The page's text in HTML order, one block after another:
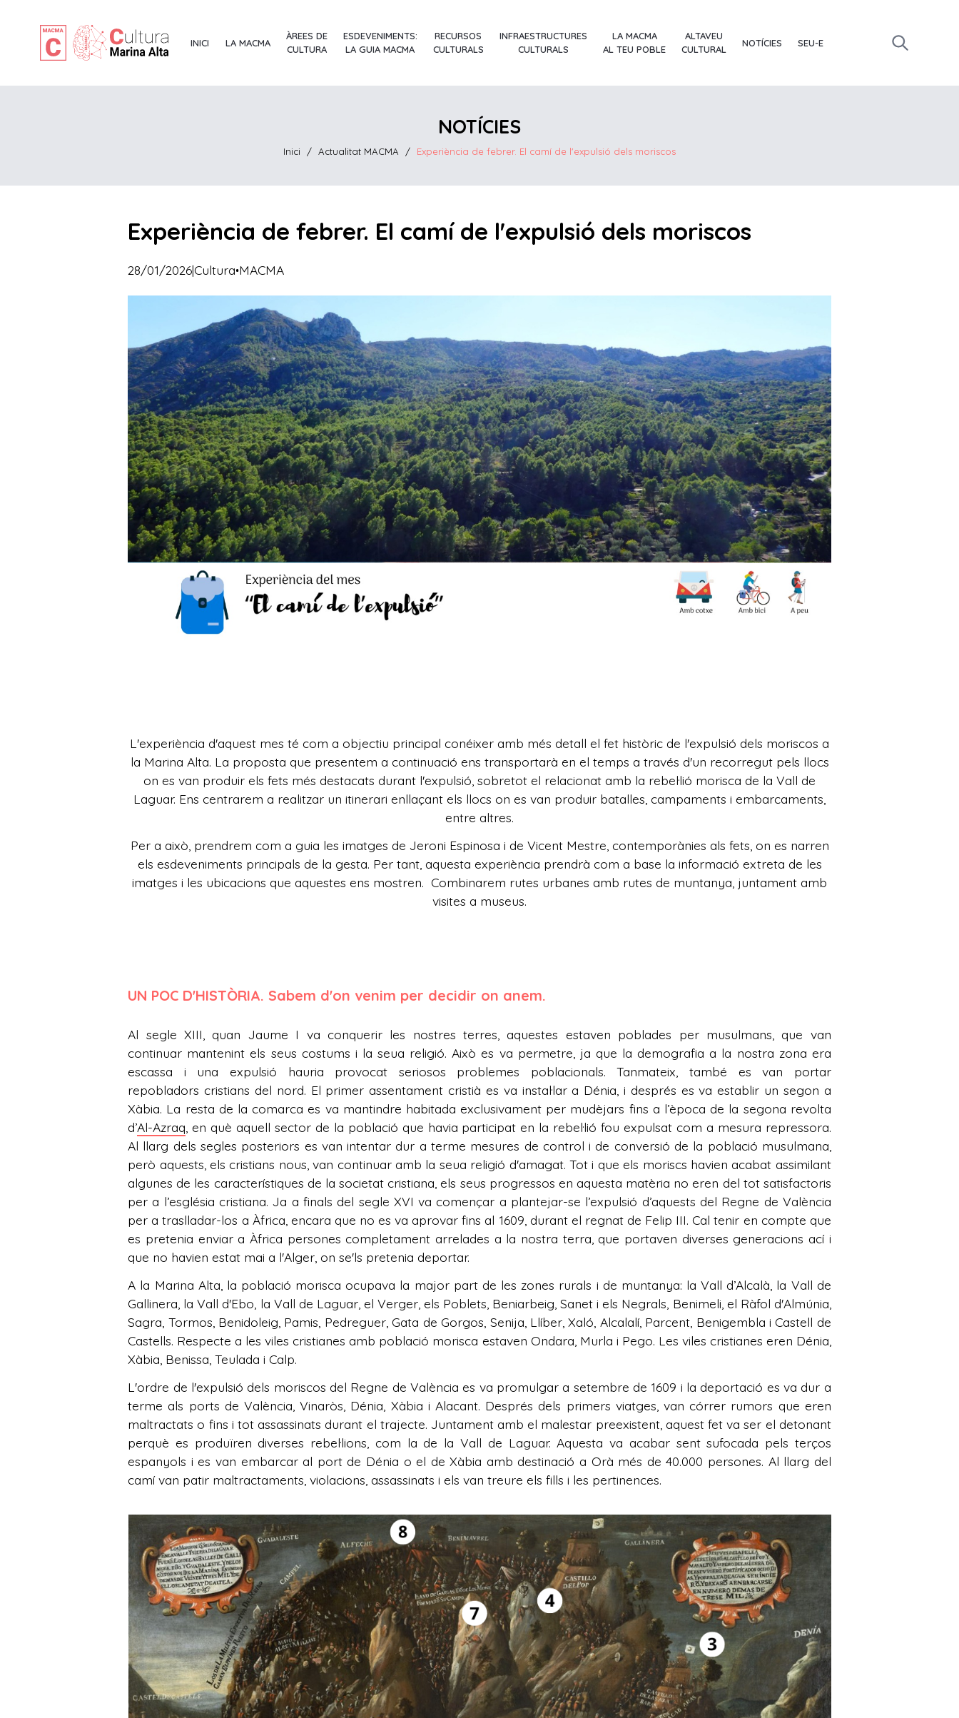
INICI LA MACMA
ÀREES DE
CULTURA
ESDEVENIMENTS:
LA GUIA MACMA
RECURSOS
CULTURALS
INFRAESTRUCTURES
CULTURALS
LA MACMA
AL TEU POBLE
ALTAVEU
CULTURAL
NOTÍCIES SEU-E
NOTÍCIES
Inici / Actualitat MACMA / Experiència de febrer. El camí de l'expulsió dels moriscos
Experiència de febrer. El camí de l'expulsió dels moriscos
28/01/2026|Cultura·MACMA
L'experiència d'aquest mes té com a objectiu principal conéixer amb més detall el fet històric de l'expulsió dels moriscos a
la Marina Alta. La proposta que presentem a continuació ens transportarà en el temps a través d'un recorregut pels llocs
on es van produir els fets més destacats durant l'expulsió, sobretot el relacionat amb la rebel·lió morisca de la Vall de
Laguar. Ens centrarem a realitzar un itinerari enllaçant els llocs on es van produir batalles, campaments i embarcaments,
entre altres.
Per a això, prendrem com a guia les imatges de Jeroni Espinosa i de Vicent Mestre, contemporànies als fets, on es narren
els esdeveniments principals de la gesta. Per tant, aquesta experiència prendrà com a base la informació extreta de les
imatges i les ubicacions que aquestes ens mostren. Combinarem rutes urbanes amb rutes de muntanya, juntament amb
visites a museus.
UN POC D'HISTÒRIA. Sabem d'on venim per decidir on anem.
Al segle XIII, quan Jaume I va conquerir les nostres terres, aquestes estaven poblades per musulmans, que van
continuar mantenint els seus costums i la seua religió. Això es va permetre, ja que la demografia a la nostra zona era
escassa i una expulsió hauria provocat seriosos problemes poblacionals. Tanmateix, també es van portar
repobladors cristians del nord. El primer assentament cristià es va instal·lar a Dénia, i després es va establir un segon a
Xàbia. La resta de la comarca es va mantindre habitada exclusivament per mudèjars fins a l’època de la segona revolta
d’Al-Azraq , en què aquell sector de la població que havia participat en la rebel·lió fou expulsat com a mesura repressora.
Al llarg dels segles posteriors es van intentar dur a terme mesures de control i de conversió de la població musulmana,
però aquests, els cristians nous, van continuar amb la seua religió d'amagat. Tot i que els moriscs havien acabat assimilant
algunes de les característiques de la societat cristiana, els seus progressos en aquesta matèria no eren del tot satisfactoris
per a l’església cristiana. Ja a finals del segle XVI va començar a plantejar-se l’expulsió d’aquests del Regne de València
per a traslladar-los a Àfrica, encara que no es va aprovar fins al 1609, durant el regnat de Felip III. Cal tenir en compte que
es pretenia enviar a Àfrica persones completament arrelades a la nostra terra, que portaven diverses generacions ací i
que no havien estat mai a l'Alger, on se'ls pretenia deportar.
A la Marina Alta, la població morisca ocupava la major part de les zones rurals i de muntanya: la Vall d’Alcalà, la Vall de
Gallinera, la Vall d'Ebo, la Vall de Laguar, el Verger, els Poblets, Beniarbeig, Sanet i els Negrals, Benimeli, el Ràfol d'Almúnia,
Sagra, Tormos, Benidoleig, Pamis, Pedreguer, Gata de Gorgos, Senija, Llíber, Xaló, Alcalalí, Parcent, Benigembla i Castell de
Castells. Respecte a les viles cristianes amb població morisca estaven Ondara, Murla i Pego. Les viles cristianes eren Dénia,
Xàbia, Benissa, Teulada i Calp.
L'ordre de l'expulsió dels moriscos del Regne de València es va promulgar a setembre de 1609 i la deportació es va dur a
terme als ports de València, Vinaròs, Dénia, Xàbia i Alacant. Després dels primers viatges, van córrer rumors que eren
maltractats o fins i tot assassinats durant el trajecte. Juntament amb el malestar preexistent, aquest fet va ser el detonant
perquè es produïren diverses rebel·lions, com la de la Vall de Laguar. Aquesta va acabar sent sufocada pels terços
espanyols i es van embarcar al port de Dénia o el de Xàbia amb destinació a Orà més de 40.000 persones. Al llarg del
camí van patir maltractaments, violacions, assassinats i els van treure els fills i les pertinences.